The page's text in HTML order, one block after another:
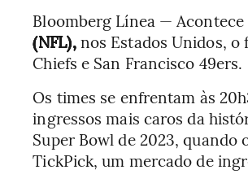
Bloomberg Línea — Acontece
(NFL),nos Estados Unidos, o
Chiefs e San Francisco 49ers.
Os times se enfrentam às
ingressos mais caros da
Super Bowl de 2023, quando
TickPick, um mercado de